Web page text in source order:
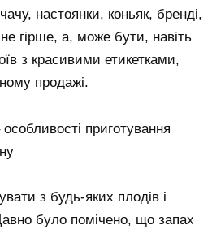
настоянки, коньяк, бренді,
не гірше, а, може бути, навіть
з красивими етикетками,
продажі.
приготування
з будь-яких плодів і
було помічено, що запах